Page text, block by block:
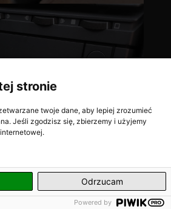
PL
stronie
twoje dane, aby lepiej zrozumieć
Jeśli zgodzisz się, zbierzemy i użyjemy
Odrzucam
Powered by